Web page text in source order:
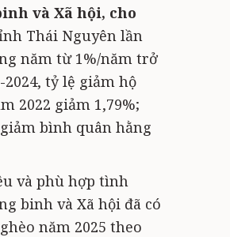
và Xã hội, cho
Thái Nguyên lần
năm từ 1%/năm trở
tỷ lệ giảm hộ
2022 giảm 1,79%;
bình quân hằng
và phù hợp tình
binh và Xã hội đã có
năm 2025 theo